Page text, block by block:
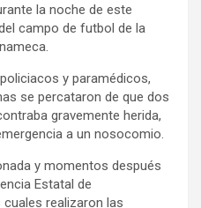
la noche de este
campo de futbol de la
y paramédicos,
se percataron de que dos
gravemente herida,
a un nosocomio.
y momentos después
Estatal de
realizaron las